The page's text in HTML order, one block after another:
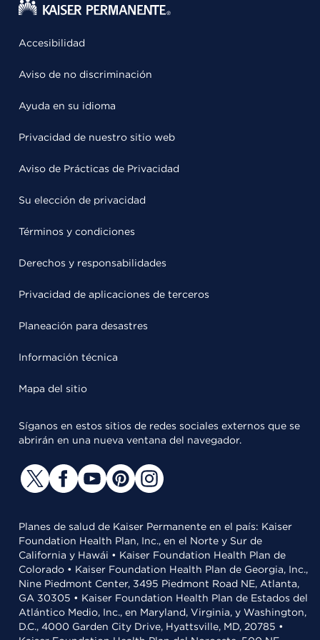
Accesibilidad
Aviso de no discriminación
Ayuda en su idioma
Privacidad de nuestro sitio web
Aviso de Prácticas de Privacidad
Su elección de privacidad
Términos y condiciones
Derechos y responsabilidades
Privacidad de aplicaciones de terceros
Planeación para desastres
Información técnica
Mapa del sitio
Síganos en estos sitios de redes sociales externos que se
abrirán en una nueva ventana del navegador.
Planes de salud de Kaiser Permanente en el país: Kaiser
Foundation Health Plan, Inc., en el Norte y Sur de
California y Hawái • Kaiser Foundation Health Plan de
Colorado • Kaiser Foundation Health Plan de Georgia, Inc.,
Nine Piedmont Center, 3495 Piedmont Road NE, Atlanta,
GA 30305 • Kaiser Foundation Health Plan de Estados del
Atlántico Medio, Inc., en Maryland, Virginia, y Washington,
D.C., 4000 Garden City Drive, Hyattsville, MD, 20785 •